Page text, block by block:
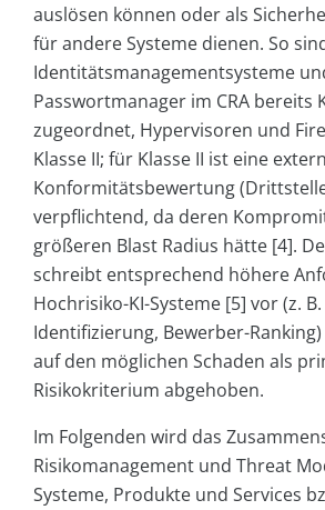
auslösen können oder als
für andere Systeme dienen. So
Identitätsmanagementsysteme
Passwortmanager im CRA bereits
zugeordnet, Hypervisoren und
Klasse II; für Klasse II ist eine
Konformitätsbewertung
verpflichtend, da deren
größeren Blast Radius hätte [4].
schreibt entsprechend höhere
Hochrisiko-KI-Systeme [5] vor (z.
Identifizierung, Bewerber-
auf den möglichen Schaden als
Risikokriterium abgehoben.
Im Folgenden wird das
Risikomanagement und Threat
Systeme, Produkte und Services